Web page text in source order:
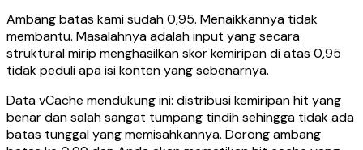
Ambang batas kami sudah 0,95. Menaikkannya tidak
membantu. Masalahnya adalah input yang secara
struktural mirip menghasilkan skor kemiripan di atas 0,95
tidak peduli apa isi konten yang sebenarnya.
Data vCache mendukung ini: distribusi kemiripan hit yang
benar dan salah sangat tumpang tindih sehingga tidak ada
batas tunggal yang memisahkannya. Dorong ambang